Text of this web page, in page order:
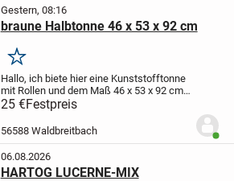
Gestern, 08:16
braune Halbtonne 46 x 53 x 92 cm
Merken
Hallo, ich biete hier eine Kunststofftonne
mit Rollen und dem Maß 46 x 53 x 92 cm
zum Kauf an. Das Innenmaß ist 36 x 36 x
50 cm. Die Tonne ist ohne Mängel,
sauber, geruchsfrei und kann als
Futtertonn...
25 €Festpreis
56588 Waldbreitbach
06.08.2026
HARTOG LUCERNE-MIX